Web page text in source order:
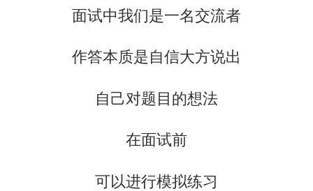
面试中我们是一名交流者
作答本质是自信大方说出
自己对题目的想法
在面试前
可以进行模拟练习